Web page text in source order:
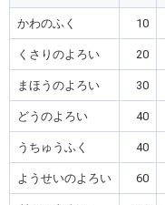
かわのふく 10
くさりのよろい 20
まほうのよろい 30
どうのよろい 40
うちゅうふく 40
ようせいのよろい 60